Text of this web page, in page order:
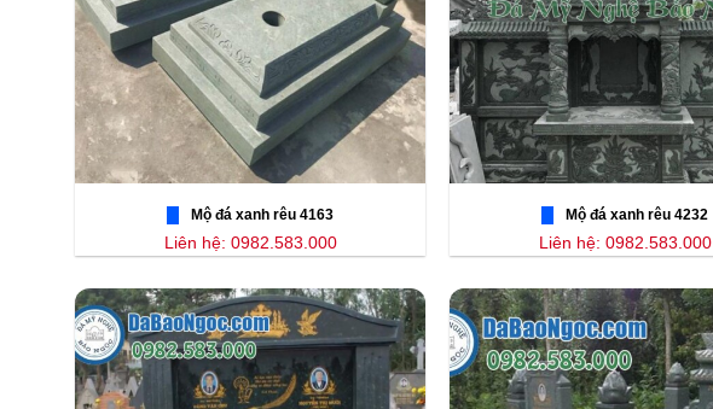
Mộ đá xanh rêu 4163
Liên hệ: 0982.583.000
Mộ đá xanh rêu 4232
Liên hệ: 0982.583.000